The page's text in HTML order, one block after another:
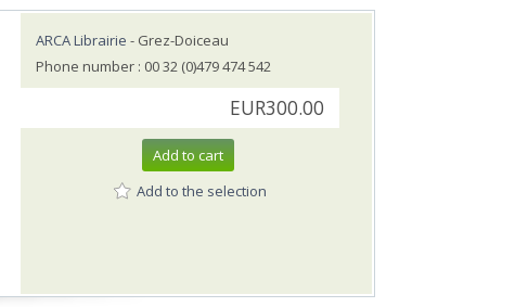
ARCA Librairie - Grez-Doiceau
Phone number : 00 32 (0)479 474 542
EUR300.00
Add to cart
Add to the selection